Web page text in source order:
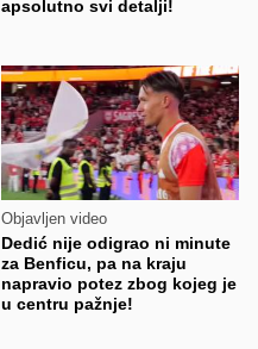
apsolutno svi detalji!
Objavljen video
Dedić nije odigrao ni minute
za Benficu, pa na kraju
napravio potez zbog kojeg je
u centru pažnje!